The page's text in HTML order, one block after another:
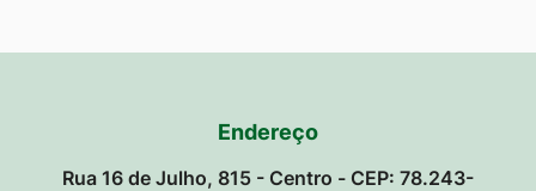
Endereço
Rua 16 de Julho, 815 - Centro - CEP: 78.243-